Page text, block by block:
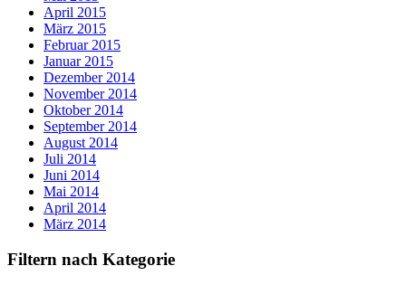
April 2015
März 2015
Februar 2015
Januar 2015
Dezember 2014
November 2014
Oktober 2014
September 2014
August 2014
Juli 2014
Juni 2014
Mai 2014
April 2014
März 2014
Filtern nach Kategorie